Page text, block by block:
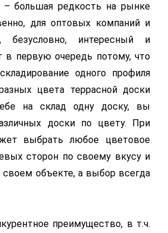
– большая редкость на рынке
для оптовых компаний и
безусловно, интересный и
в первую очередь потому, что
одного профиля
цвета террасной доски
на склад одну доску, вы
доски по цвету. При
выбрать любое цветовое
сторон по своему вкусу и
своем объекте, а выбор всегда
преимущество, в т.ч.